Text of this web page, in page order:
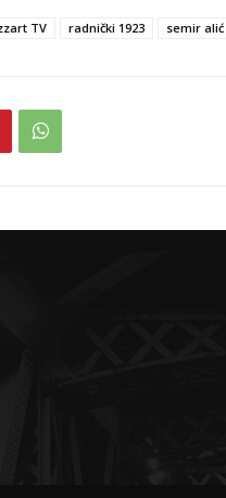
TV radnički 1923 semir alić